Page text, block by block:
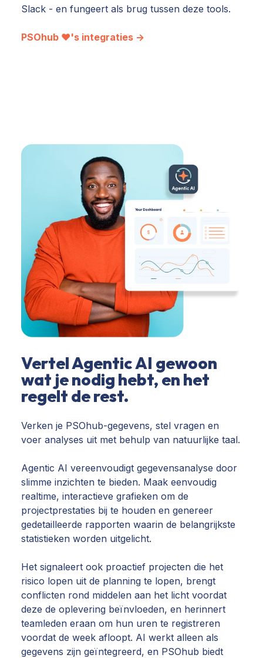
Slack - en fungeert als brug tussen deze tools.
PSOhub ♥'s integraties →
Vertel Agentic AI gewoon
wat je nodig hebt, en het
regelt de rest.
Verken je PSOhub-gegevens, stel vragen en
voer analyses uit met behulp van natuurlijke taal.
Agentic AI vereenvoudigt gegevensanalyse door
slimme inzichten te bieden. Maak eenvoudig
realtime, interactieve grafieken om de
projectprestaties bij te houden en genereer
gedetailleerde rapporten waarin de belangrijkste
statistieken worden uitgelicht.
Het signaleert ook proactief projecten die het
risico lopen uit de planning te lopen, brengt
conflicten rond middelen aan het licht voordat
deze de oplevering beïnvloeden, en herinnert
teamleden eraan om hun uren te registreren
voordat de week afloopt. AI werkt alleen als
gegevens zijn geïntegreerd, en PSOhub biedt